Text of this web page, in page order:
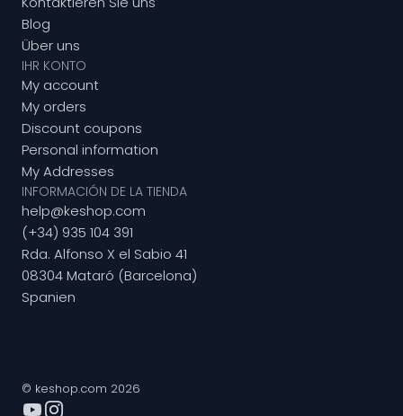
Blog
Über uns
IHR KONTO
My account
My orders
Discount coupons
Personal information
My Addresses
INFORMACIÓN DE LA TIENDA
help@keshop.com
(+34) 935 104 391
Rda. Alfonso X el Sabio 41
08304 Mataró (Barcelona)
Spanien
© keshop.com 2026